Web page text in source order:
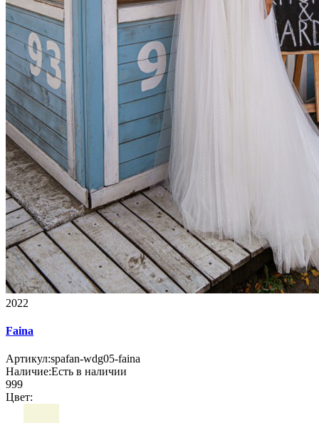
2022
Faina
Артикул:spafan-wdg05-faina
Наличие:Есть в наличии
999
Цвет: